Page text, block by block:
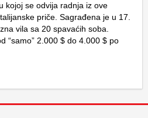
kojoj se odvija radnja iz ove
priče. Sagrađena je u 17.
vila sa 20 spavaćih soba.
“samo” 2.000 $ do 4.000 $ po